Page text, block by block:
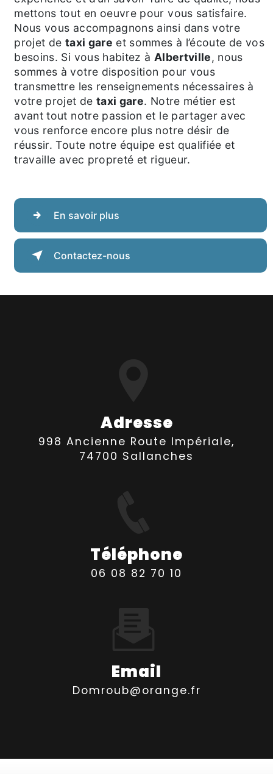
mettons tout en oeuvre pour vous satisfaire.
Nous vous accompagnons ainsi dans votre
projet de taxi gare et sommes à l’écoute de vos
besoins. Si vous habitez à Albertville, nous
sommes à votre disposition pour vous
transmettre les renseignements nécessaires à
votre projet de taxi gare. Notre métier est
avant tout notre passion et le partager avec
vous renforce encore plus notre désir de
réussir. Toute notre équipe est qualifiée et
travaille avec propreté et rigueur.
En savoir plus
Contactez-nous
Adresse
998 Ancienne Route Impériale,
74700 Sallanches
Téléphone
06 08 82 70 10
Email
domroub@orange.fr